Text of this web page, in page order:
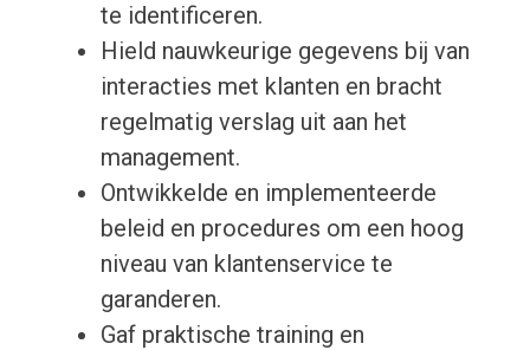
te identificeren.
Hield nauwkeurige gegevens bij van
interacties met klanten en bracht
regelmatig verslag uit aan het
management.
Ontwikkelde en implementeerde
beleid en procedures om een hoog
niveau van klantenservice te
garanderen.
Gaf praktische training en